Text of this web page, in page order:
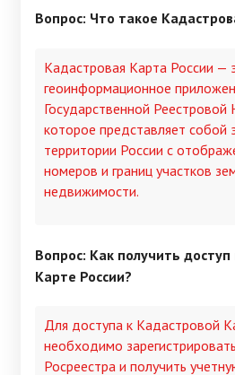
Вопрос: Что такое
Кадастровая Карта России —
геоинформационное
Государственной
которое представляет собой
территории России с
номеров и границ участков
недвижимости.
Вопрос: Как получить
Карте России?
Для доступа к Кадастровой
необходимо
Росреестра и получить